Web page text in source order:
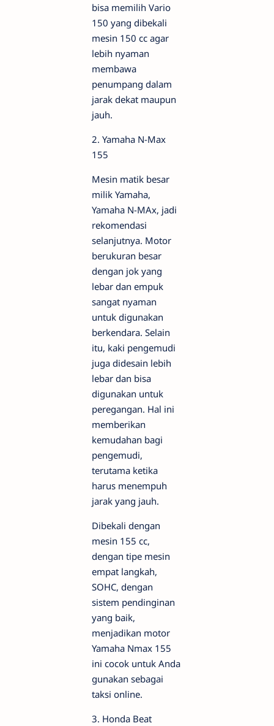
bisa memilih Vario
150 yang dibekali
mesin 150 cc agar
lebih nyaman
membawa
penumpang dalam
jarak dekat maupun
jauh.
2. Yamaha N-Max
155
Mesin matik besar
milik Yamaha,
Yamaha N-MAx, jadi
rekomendasi
selanjutnya. Motor
berukuran besar
dengan jok yang
lebar dan empuk
sangat nyaman
untuk digunakan
berkendara. Selain
itu, kaki pengemudi
juga didesain lebih
lebar dan bisa
digunakan untuk
peregangan. Hal ini
memberikan
kemudahan bagi
pengemudi,
terutama ketika
harus menempuh
jarak yang jauh.
Dibekali dengan
mesin 155 cc,
dengan tipe mesin
empat langkah,
SOHC, dengan
sistem pendinginan
yang baik,
menjadikan motor
Yamaha Nmax 155
ini cocok untuk Anda
gunakan sebagai
taksi online.
3. Honda Beat